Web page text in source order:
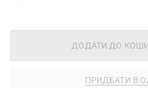
ДОДАТИ ДО
ПРИДБАТИ В